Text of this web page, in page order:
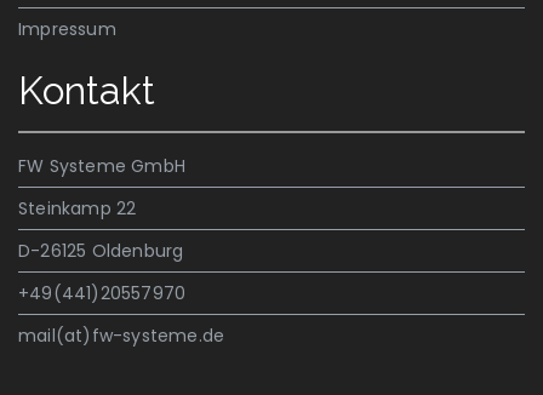
Impressum
Kontakt
FW Systeme GmbH
Steinkamp 22
D-26125 Oldenburg
+49(441)20557970
mail(at)fw-systeme.de